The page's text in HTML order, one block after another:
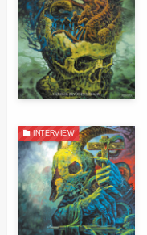
INTERVIEW